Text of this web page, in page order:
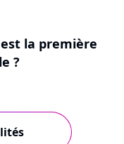
la première
?